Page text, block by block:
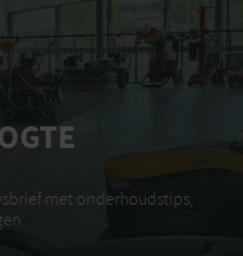
met onderhoudstips,